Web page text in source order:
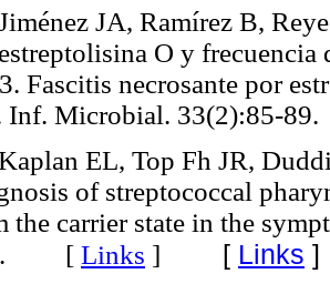
JA, Ramírez B,
O y frecuencia
Fascitis necrosante por
Inf. Microbial. 33(2):85-89.
EL, Top Fh JR,
of streptococcal
the carrier state in the
[ Links ] [ Links ]